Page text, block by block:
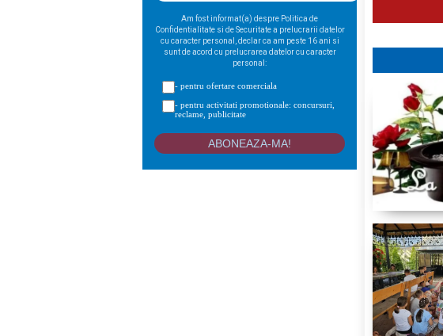
Am fost informat(a) despre Politica de
Confidentialitate si de Securitate a prelucrarii datelor
cu caracter personal, declar ca am peste 16 ani si
sunt de acord cu prelucrarea datelor cu caracter
personal:
- pentru ofertare comerciala
- pentru activitati promotionale: concursuri,
reclame, publicitate